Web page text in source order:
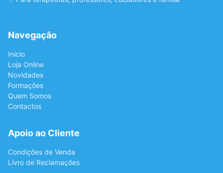
Navegação
Início
Loja Online
Novidades
Formações
Quem Somos
Contactos
Apoio ao Cliente
Condições de Venda
Livro de Reclamações